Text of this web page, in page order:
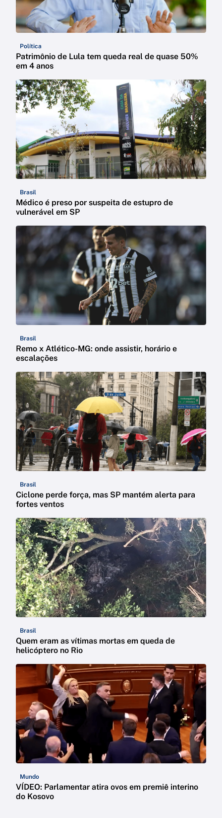
Política
Patrimônio de Lula tem queda real de quase 50%
em 4 anos
Brasil
Médico é preso por suspeita de estupro de
vulnerável em SP
Brasil
Remo x Atlético-MG: onde assistir, horário e
escalações
Brasil
Ciclone perde força, mas SP mantém alerta para
fortes ventos
Brasil
Quem eram as vítimas mortas em queda de
helicóptero no Rio
Mundo
VÍDEO: Parlamentar atira ovos em premiê interino
do Kosovo